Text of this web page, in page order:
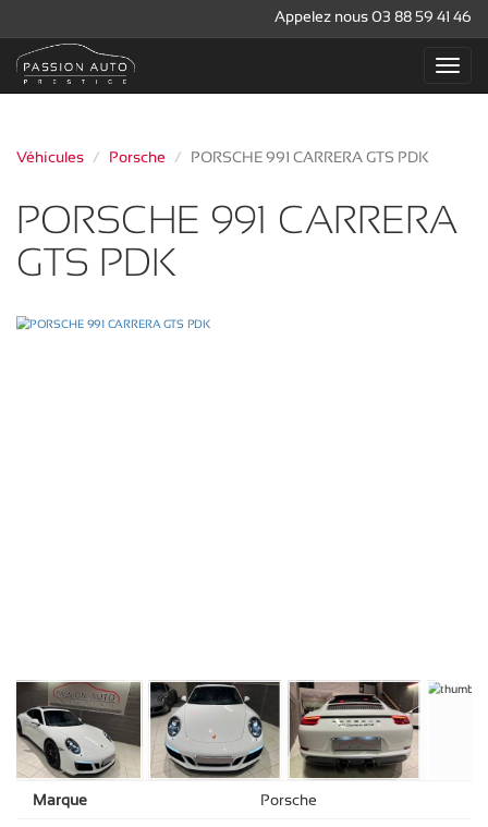
Appelez nous 03 88 59 41 46
Véhicules Porsche PORSCHE 991 CARRERA GTS PDK
PORSCHE 991 CARRERA
GTS PDK
Marque Porsche